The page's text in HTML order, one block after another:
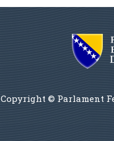
Copyright © Parlament